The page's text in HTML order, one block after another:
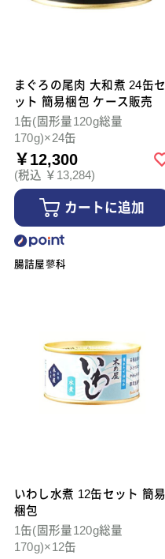
まぐろの尾肉 大和煮 24缶セ
ット 簡易梱包 ケース販売
1缶(固形量120g総量
170g)×24缶
￥12,300
(税込 ￥13,284)
カートに追加
腸詰屋蓼科
いわし水煮 12缶セット 簡易
梱包
1缶(固形量120g総量
170g)×12缶